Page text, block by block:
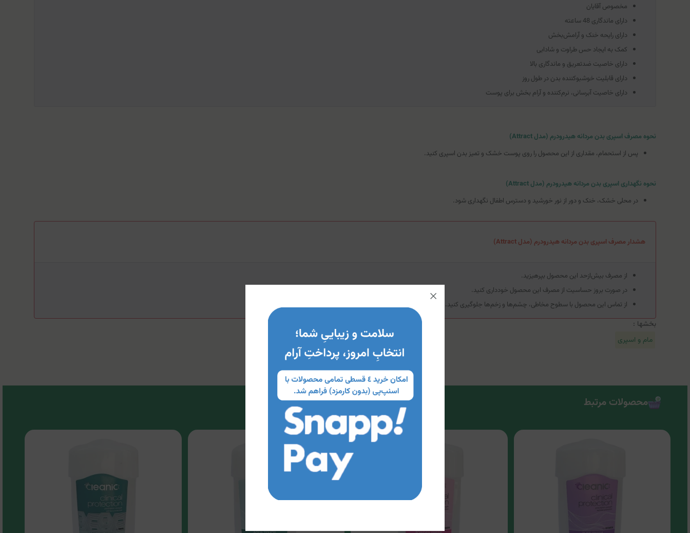
مخصوص آقایان
دارای ماندگاری 48 ساعته
دارای رایحه خنک و آرامش‌بخش
کمک به ایجاد حس طراوت و شادابی
دارای خاصیت ضدتعریق و ماندگاری بالا
دارای قابلیت خوشبوکننده بدن در طول روز
دارای خاصیت آبرسانی، نرم‌کننده و آرام بخش برای پوست
نحوه مصرف اسپری بدن مردانه هیدرودرم (مدل Attract)
پس از استحمام، مقداری از این محصول را روی پوست خشک و تمیز بدن اسپری کنید.
نحوه نگهداری اسپری بدن مردانه هیدرودرم (مدل Attract)
در محلی خشک، خنک و دور از نور خورشید و دسترس اطفال نگهداری شود.
هشدار مصرف اسپری بدن مردانه هیدرودرم (مدل Attract)
از مصرف بیش‌از‌حد این محصول بپرهیزید.
در صورت بروز حساسیت از مصرف این محصول خودداری کنید.
از تماس این محصول با سطوح مخاطی، چشم‌ها و زخم‌ها جلوگیری کنید.
بخشها :
مام و اسپری
محصولات مرتبط